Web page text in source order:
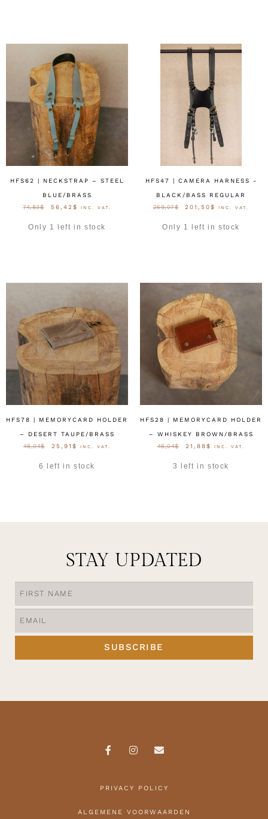
HFS62 | NECKSTRAP – STEEL
BLUE/BRASS
74,83$ 56,42$ INC. VAT.
Only 1 left in stock
HFS47 | CAMERA HARNESS -
BLACK/BASS REGULAR
259,07$ 201,50$ INC. VAT.
Only 1 left in stock
HFS78 | MEMORYCARD HOLDER
– DESERT TAUPE/BRASS
46,04$ 25,91$ INC. VAT.
6 left in stock
HFS28 | MEMORYCARD HOLDER
– WHISKEY BROWN/BRASS
46,04$ 21,88$ INC. VAT.
3 left in stock
STAY UPDATED
SUBSCRIBE
PRIVACY POLICY
ALGEMENE VOORWAARDEN